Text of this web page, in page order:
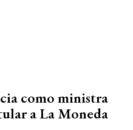
como ministra
a La Moneda